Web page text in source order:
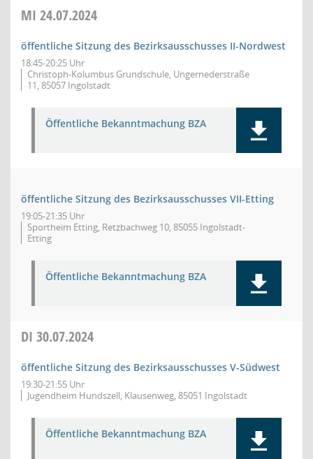
MI 24.07.2024
öffentliche Sitzung des Bezirksausschusses II-Nordwest
18:45-20:25 Uhr
Christoph-Kolumbus Grundschule, Ungernederstraße
11, 85057 Ingolstadt
Öffentliche Bekanntmachung BZA
öffentliche Sitzung des Bezirksausschusses VII-Etting
19:05-21:35 Uhr
Sportheim Etting, Retzbachweg 10, 85055 Ingolstadt-
Etting
Öffentliche Bekanntmachung BZA
DI 30.07.2024
öffentliche Sitzung des Bezirksausschusses V-Südwest
19:30-21:55 Uhr
Jugendheim Hundszell, Klausenweg, 85051 Ingolstadt
Öffentliche Bekanntmachung BZA